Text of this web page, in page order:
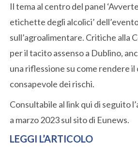
Il tema al centro del panel
etichette degli alcolici’
sull’agroalimentare. Critiche alla
per il tacito assenso a Dublino,
una riflessione su come rendere
consapevole dei rischi.
Consultabile al link qui di seguito
a marzo 2023 sul sito di Eunews.
LEGGI L’ARTICOLO